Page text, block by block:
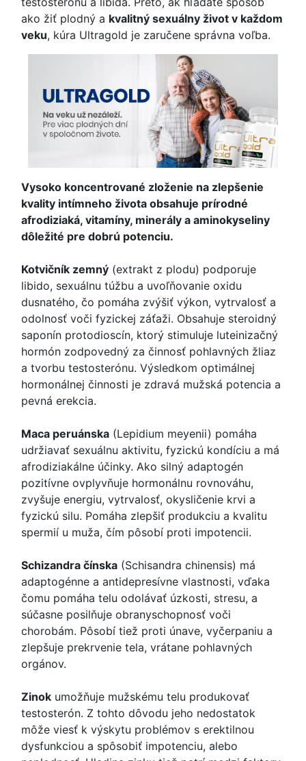
ako žiť plodný a kvalitný sexuálny život v každom
veku, kúra Ultragold je zaručene správna voľba.
Vysoko koncentrované zloženie na zlepšenie
kvality intímneho života obsahuje prírodné
afrodiziaká, vitamíny, minerály a aminokyseliny
dôležité pre dobrú potenciu.
Kotvičník zemný (extrakt z plodu) podporuje
libido, sexuálnu túžbu a uvoľňovanie oxidu
dusnatého, čo pomáha zvýšiť výkon, vytrvalosť a
odolnosť voči fyzickej záťaži. Obsahuje steroidný
saponín protodioscín, ktorý stimuluje luteinizačný
hormón zodpovedný za činnosť pohlavných žliaz
a tvorbu testosterónu. Výsledkom optimálnej
hormonálnej činnosti je zdravá mužská potencia a
pevná erekcia.
Maca peruánska (Lepidium meyenii) pomáha
udržiavať sexuálnu aktivitu, fyzickú kondíciu a má
afrodiziakálne účinky. Ako silný adaptogén
pozitívne ovplyvňuje hormonálnu rovnováhu,
zvyšuje energiu, vytrvalosť, okysličenie krvi a
fyzickú silu. Pomáha zlepšiť produkciu a kvalitu
spermií u muža, čím pôsobí proti impotencii.
Schizandra čínska (Schisandra chinensis) má
adaptogénne a antidepresívne vlastnosti, vďaka
čomu pomáha telu odolávať úzkosti, stresu, a
súčasne posilňuje obranyschopnosť voči
chorobám. Pôsobí tiež proti únave, vyčerpaniu a
zlepšuje prekrvenie tela, vrátane pohlavných
orgánov.
Zinok umožňuje mužskému telu produkovať
testosterón. Z tohto dôvodu jeho nedostatok
môže viesť k výskytu problémov s erektilnou
dysfunkciou a spôsobiť impotenciu, alebo